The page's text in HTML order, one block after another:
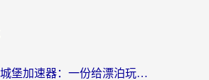
海外玩失落城堡加速器：一份给漂泊玩家的网络自救指南